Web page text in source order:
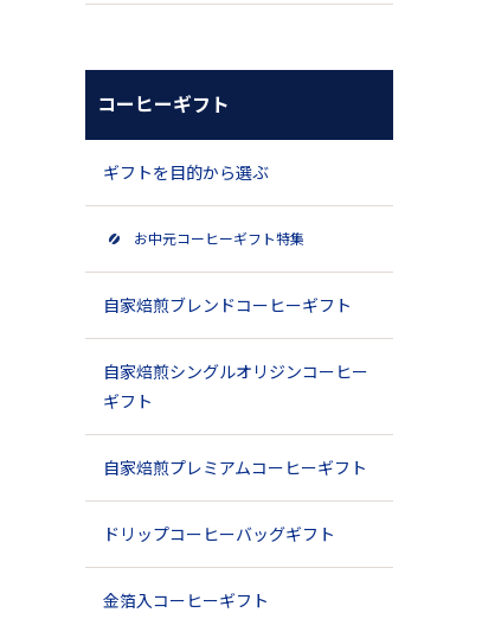
コーヒーギフト
ギフトを目的から選ぶ
お中元コーヒーギフト特集
自家焙煎ブレンドコーヒーギフト
自家焙煎シングルオリジンコーヒー
ギフト
自家焙煎プレミアムコーヒーギフト
ドリップコーヒーバッグギフト
金箔入コーヒーギフト